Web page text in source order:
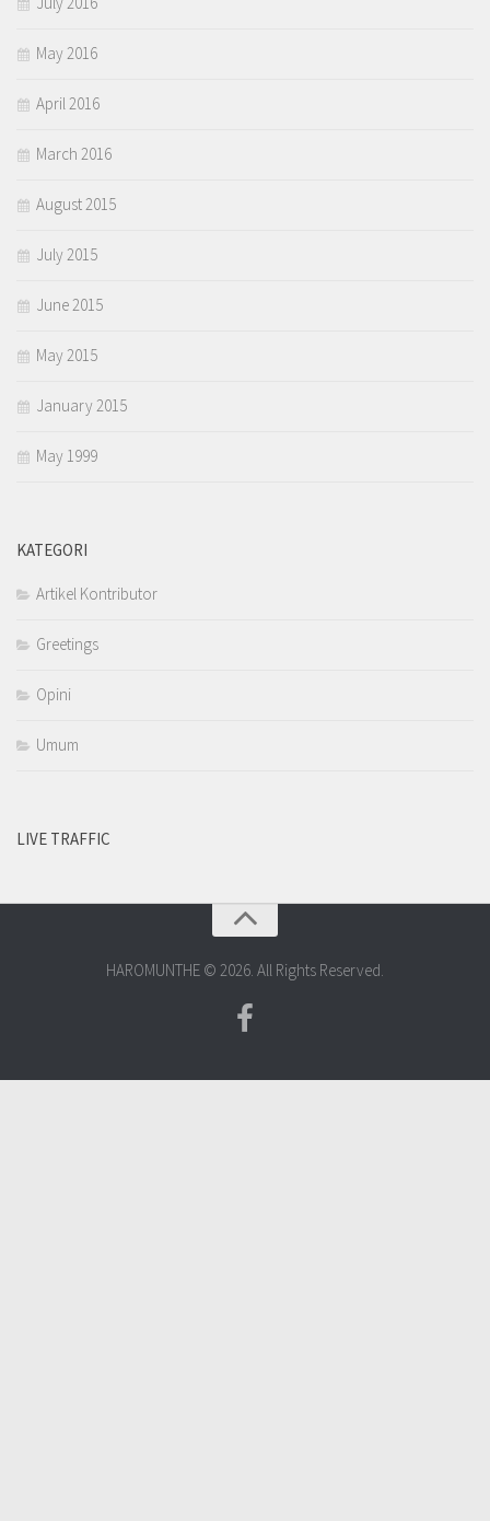
May 2016
April 2016
March 2016
August 2015
July 2015
June 2015
May 2015
January 2015
May 1999
KATEGORI
Artikel Kontributor
Greetings
Opini
Umum
LIVE TRAFFIC
HAROMUNTHE © 2026. All Rights Reserved.